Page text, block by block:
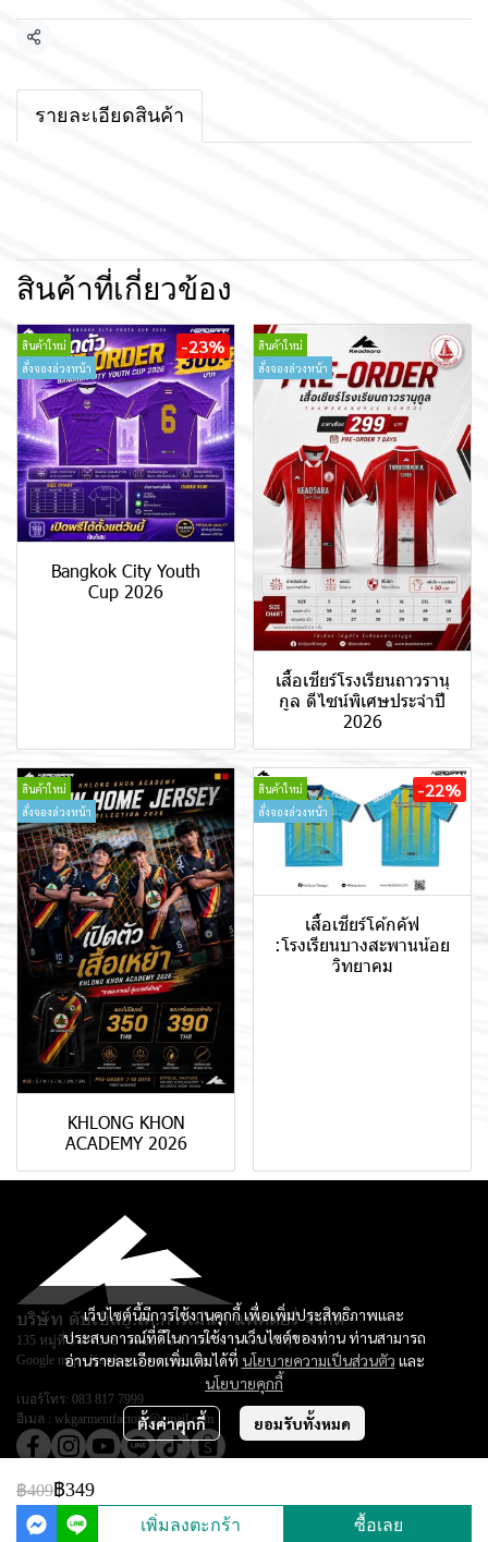
แชร์
รายละเอียดสินค้า
สินค้าที่เกี่ยวข้อง
สินค้าใหม่
สั่งจองล่วงหน้า
-23%
Bangkok City Youth
Cup 2026
สินค้าใหม่
สั่งจองล่วงหน้า
เสื้อเชียร์โรงเรียนถาวรานุ
กูล ดีไซน์พิเศษประจำปี
2026
สินค้าใหม่
สั่งจองล่วงหน้า
KHLONG KHON
ACADEMY 2026
สินค้าใหม่
สั่งจองล่วงหน้า
-22%
เสื้อเชียร์โค้กคัฟ
:โรงเรียนบางสะพานน้อย
วิทยาคม
฿409฿349
เพิ่มลงตะกร้า ซื้อเลย
เว็บไซต์นี้มีการใช้งานคุกกี้ เพื่อเพิ่มประสิทธิภาพและ
ประสบการณ์ที่ดีในการใช้งานเว็บไซต์ของท่าน ท่านสามารถ
อ่านรายละเอียดเพิ่มเติมได้ที่ นโยบายความเป็นส่วนตัว และ
นโยบายคุกกี้
ตั้งค่าคุกกี้ ยอมรับทั้งหมด
บริษัท ดับเบิลยู.เค.การ์เม้นท์ แฟคตอรี่ จำกัด
135 หมู่ที่ 3 ตำบลยางหย่อง อำเภอท่ายาง จ.เพชรบุรี 76130
Google map : Keadsara Sport Design
เบอร์โทร: 083 817 7999
อีเมล : wkgarmentfactory@gmail.com
© Copyright 2026 All Rights Reserved.